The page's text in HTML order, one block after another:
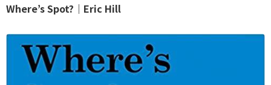
Where’s Spot?｜Eric Hill